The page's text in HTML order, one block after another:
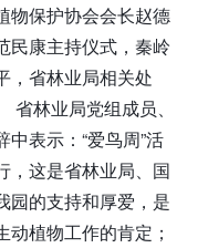
物保护协会会长赵德
民康主持仪式，秦岭
，省林业局相关处
林业局党组成员、
表示：“爱鸟周”活
，这是省林业局、国
园的支持和厚爱，是
植物工作的肯定；